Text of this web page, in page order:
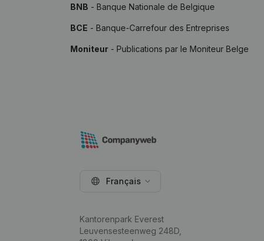
BNB - Banque Nationale de Belgique
BCE - Banque-Carrefour des Entreprises
Moniteur - Publications par le Moniteur Belge
Français
Kantorenpark Everest
Leuvensesteenweg 248D,